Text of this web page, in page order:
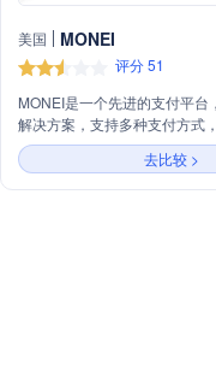
美国 MONEI
评分 51
MONEI是一个先进的支付平台
解决方案，支持多种支付方式
PayPal、Bizum等，旨在帮助
率和客户满意度，促进业务增长
去比较 >